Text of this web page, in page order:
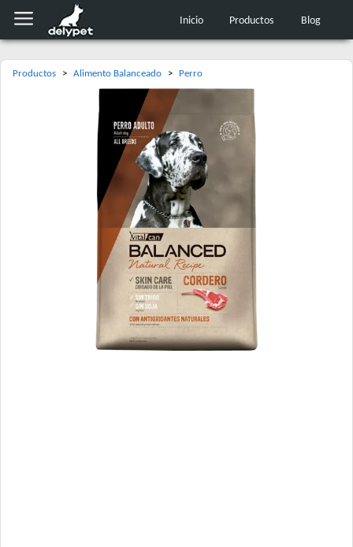
Inicio Productos Blog
Productos > Alimento Balanceado > Perro